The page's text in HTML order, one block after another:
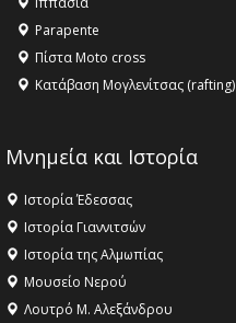
ΣΤΗΝ ΕΔΕΣΣΑ
Parapente
Πίστα Moto cross
Κατάβαση Μογλενίτσας (rafting)
Μνημεία και Ιστορία
Ιστορία Έδεσσας
Ιστορία Γιαννιτσών
Ιστορία της Αλμωπίας
Μουσείο Νερού
Λουτρό Μ. Αλεξάνδρου